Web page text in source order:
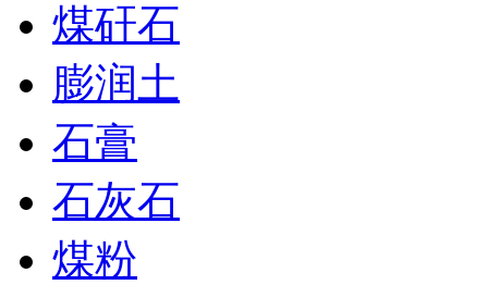
煤矸石
膨润土
石膏
石灰石
煤粉